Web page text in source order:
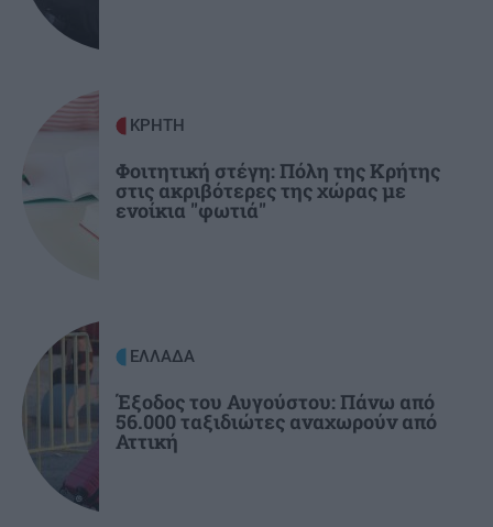
προκριματικού γύρου
Ειδικό Χωροταξικό για τον Τουρισμό: Οι νέοι
κανόνες για επενδύσεις, νησιά και
προορισμούς υπό πίεση
ΚΡΗΤΗ
Φοιτητική στέγη: Πόλη της Κρήτης
στις ακριβότερες της χώρας με
ενοίκια "φωτιά"
ΕΛΛΑΔΑ
Έξοδος του Αυγούστου: Πάνω από
56.000 ταξιδιώτες αναχωρούν από
Αττική